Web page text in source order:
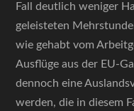
Fall deutlich weniger
geleisteten
wie gehabt vom
Ausflüge aus der EU-
dennoch eine
werden, die in diesem